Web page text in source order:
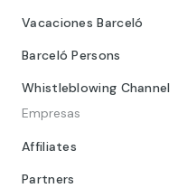
Vacaciones Barceló
Barceló Persons
Whistleblowing Channel
Empresas
Affiliates
Partners